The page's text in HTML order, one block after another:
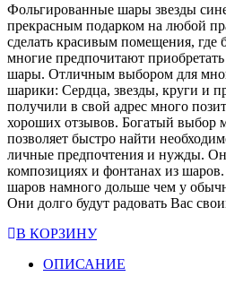
Фольгированные шары звезды
прекрасным подарком на любой
сделать красивым помещения, где
многие предпочитают
шары. Отличным выбором для
шарики: Сердца, звезды, круги и
получили в свой адрес много
хороших отзывов. Богатый выбор
позволяет быстро найти
личные предпочтения и нужды.
композициях и фонтанах из
шаров намного дольше чем у
Они долго будут радовать Вас
В КОРЗИНУ
ОПИСАНИЕ